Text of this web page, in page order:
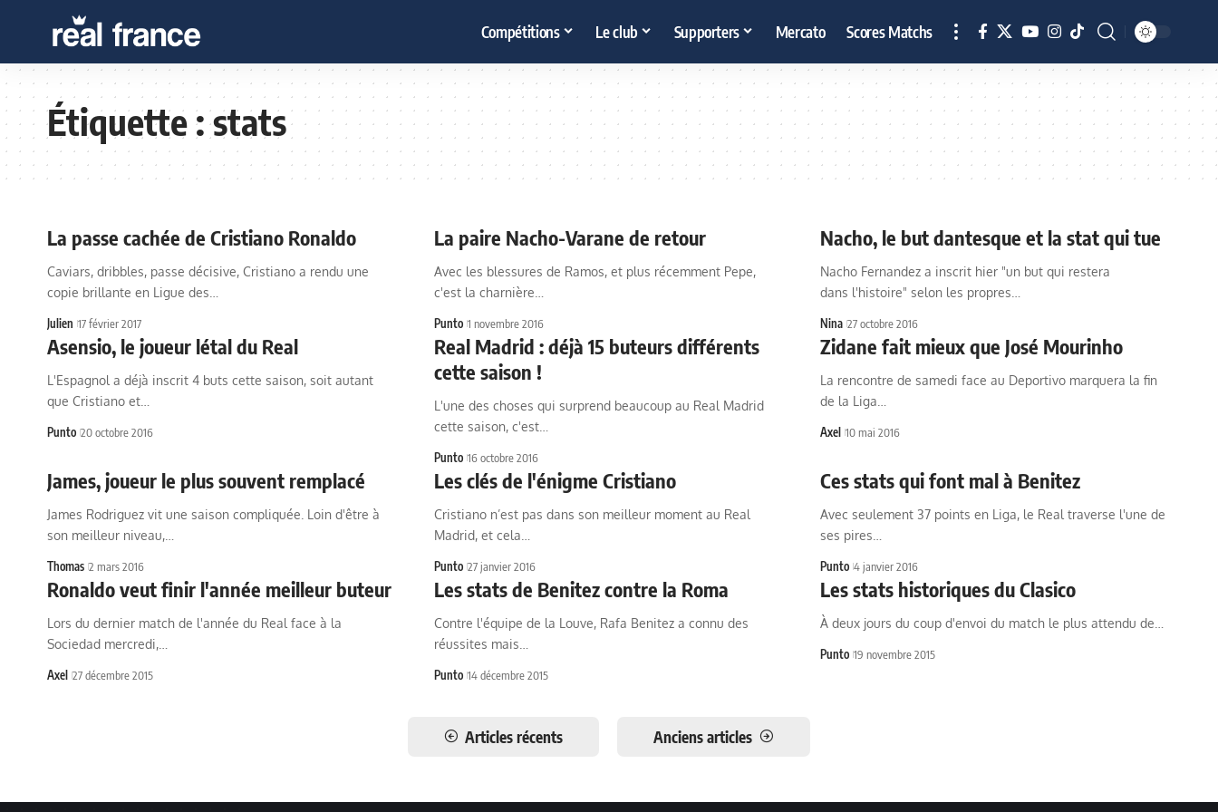
Compétitions Le club Supporters Mercato Scores Matchs
Étiquette :stats
La passe cachée de Cristiano Ronaldo
Caviars, dribbles, passe décisive, Cristiano a rendu une
copie brillante en Ligue des…
Julien 17 février 2017
La paire Nacho-Varane de retour
Avec les blessures de Ramos, et plus récemment Pepe,
c'est la charnière…
Punto 1 novembre 2016
Nacho, le but dantesque et la stat qui tue
Nacho Fernandez a inscrit hier "un but qui restera
dans l'histoire" selon les propres…
Nina 27 octobre 2016
Asensio, le joueur létal du Real
L'Espagnol a déjà inscrit 4 buts cette saison, soit autant
que Cristiano et…
Punto 20 octobre 2016
Real Madrid : déjà 15 buteurs différents
cette saison !
L'une des choses qui surprend beaucoup au Real Madrid
cette saison, c'est…
Punto 16 octobre 2016
Zidane fait mieux que José Mourinho
La rencontre de samedi face au Deportivo marquera la fin
de la Liga…
Axel 10 mai 2016
James, joueur le plus souvent remplacé
James Rodriguez vit une saison compliquée. Loin d'être à
son meilleur niveau,…
Thomas 2 mars 2016
Les clés de l'énigme Cristiano
Cristiano n’est pas dans son meilleur moment au Real
Madrid, et cela…
Punto 27 janvier 2016
Ces stats qui font mal à Benitez
Avec seulement 37 points en Liga, le Real traverse l'une de
ses pires…
Punto 4 janvier 2016
Ronaldo veut finir l'année meilleur buteur
Lors du dernier match de l'année du Real face à la
Sociedad mercredi,…
Axel 27 décembre 2015
Les stats de Benitez contre la Roma
Contre l'équipe de la Louve, Rafa Benitez a connu des
réussites mais…
Punto 14 décembre 2015
Les stats historiques du Clasico
À deux jours du coup d'envoi du match le plus attendu de…
Punto 19 novembre 2015
Articles récents Anciens articles